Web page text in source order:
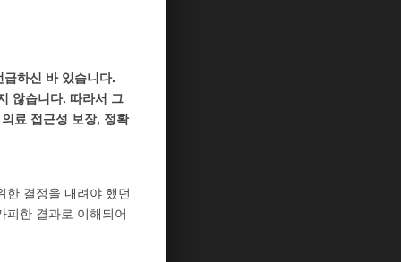
급하신 바 있습니다.
않습니다. 따라서 그
료 접근성 보장, 정확
한 결정을 내려야 했던
피한 결과로 이해되어